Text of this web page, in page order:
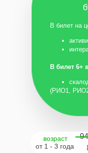
В билет на
В билет 6+
(РИО1,
возраст
от 1 - 3 года